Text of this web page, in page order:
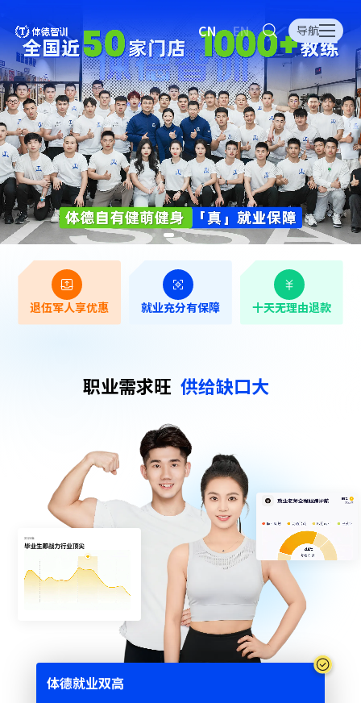
CN EN 导航
退伍军人享优惠 就业充分有保障 十天无理由退款
职业需求旺 供给缺口大
体德就业双⾼